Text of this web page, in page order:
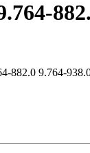
882.0 9.764-